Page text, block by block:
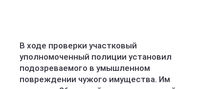
В ходе проверки участковый
уполномоченный полиции установил
подозреваемого в умышленном
повреждении чужого имущества. Им